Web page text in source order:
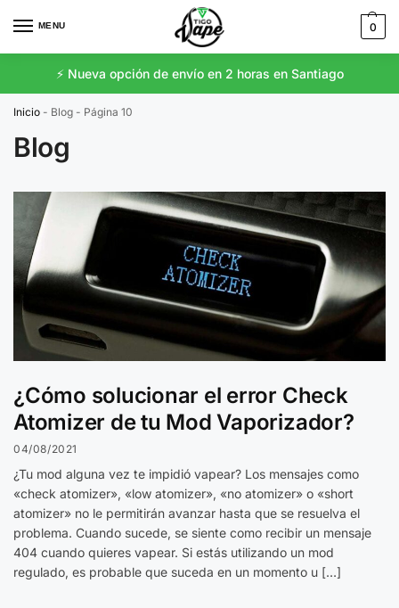
MENU 0
⚡️ Nueva opción de envío en 2 horas en Santiago
Inicio - Blog - Página 10
Blog
¿Cómo solucionar el error Check
Atomizer de tu Mod Vaporizador?
04/08/2021
¿Tu mod alguna vez te impidió vapear? Los mensajes como
«check atomizer», «low atomizer», «no atomizer» o «short
atomizer» no le permitirán avanzar hasta que se resuelva el
problema. Cuando sucede, se siente como recibir un mensaje
404 cuando quieres vapear. Si estás utilizando un mod
regulado, es probable que suceda en un momento u […]